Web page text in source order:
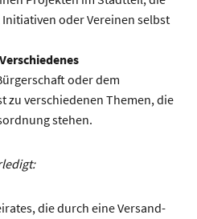
oder Vereinen selbst
oder dem
zu verschiedenen Themen, die
stehen.
die durch eine Versand-